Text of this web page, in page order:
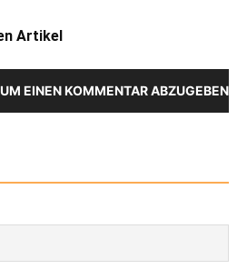
Artikel
EINEN KOMMENTAR ABZUGEBEN